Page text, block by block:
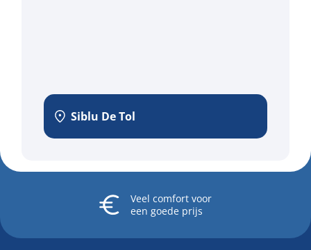
Siblu De Tol
Veel comfort voor
een goede prijs